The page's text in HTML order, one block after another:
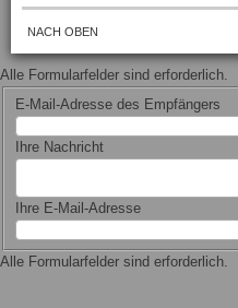
NACH OBEN
Alle Formularfelder sind erforderlich.
E-Mail-Adresse des Empfängers
Ihre Nachricht
Ihre E-Mail-Adresse
Alle Formularfelder sind erforderlich.